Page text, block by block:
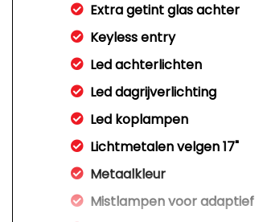
Extra getint glas achter
Keyless entry
Led achterlichten
Led dagrijverlichting
Led koplampen
Lichtmetalen velgen 17"
Metaalkleur
Mistlampen voor adaptief